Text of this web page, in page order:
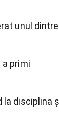
unul dintre
primi
la disciplina